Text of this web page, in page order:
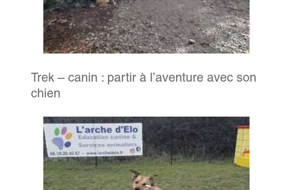
Trek – canin : partir à l’aventure avec son
chien